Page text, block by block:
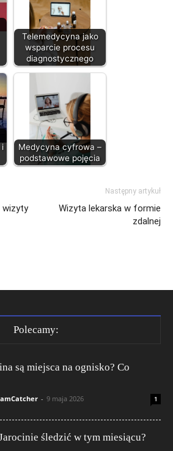
Telemedycyna jako
wsparcie procesu
diagnostycznego
i
Medycyna cyfrowa –
podstawowe pojęcia
wizyty
Następny artykuł
Wizyta lekarska w formie
zdalnej
Polecamy:
są miejsca na ognisko? Co
- 9 maja 2026 1
śledzić w tym miesiącu?